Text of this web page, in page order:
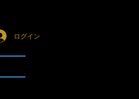
ログイン